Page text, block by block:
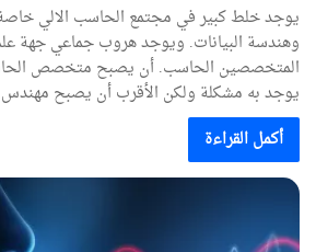
يوجد خلط كبير في مجتمع الحاسب الالي خاصة
وهندسة البيانات. ويوجد هروب جماعي جهة
المتخصصين الحاسب. أن يصبح متخصص
يوجد به مشكلة ولكن الأقرب أن يصبح
أكمل القراءة